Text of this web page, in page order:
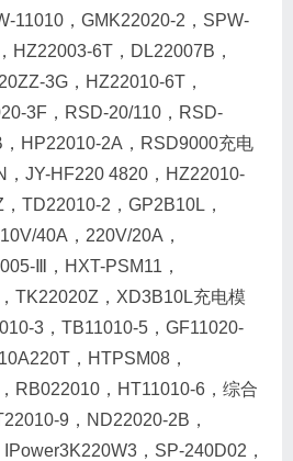
11010，GMK22020-2，SPW-
HZ22003-6T，DL22007B，
3G，HZ22010-6T，
3F，RSD-20/110，RSD-
HP22010-2A，RSD9000充电
JY-HF220 4820，HZ22010-
TD22010-2，GP2B10L，
40A，220V/20A，
Ⅲ，HXT-PSM11，
TK22020Z，XD3B10L充电模
3，TB11010-5，GF11020-
，HTPSM08，
RB022010，HT11010-6，综合
9，ND22020-2B，
，SP-240D02，